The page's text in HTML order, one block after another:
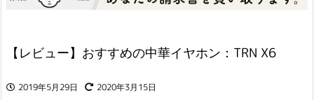
【レビュー】おすすめの中華イヤホン：TRN X6
2019年5月29日 2020年3月15日